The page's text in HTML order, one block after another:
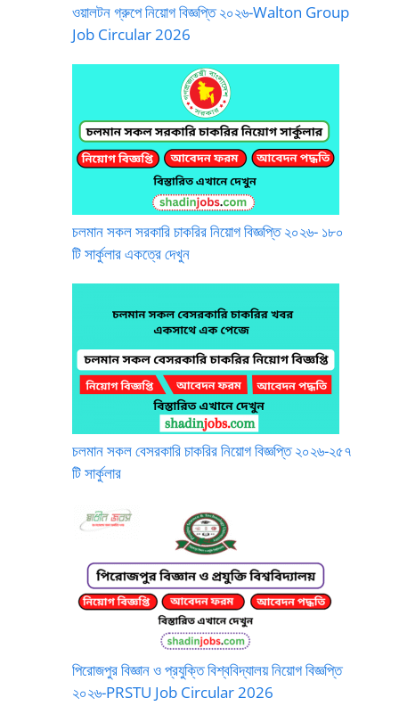
ওয়ালটন গ্রুপে নিয়োগ বিজ্ঞপ্তি ২০২৬-Walton Group
Job Circular 2026
চলমান সকল সরকারি চাকরির নিয়োগ বিজ্ঞপ্তি ২০২৬- ১৮০
টি সার্কুলার একত্রে দেখুন
চলমান সকল বেসরকারি চাকরির নিয়োগ বিজ্ঞপ্তি ২০২৬-২৫৭
টি সার্কুলার
পিরোজপুর বিজ্ঞান ও প্রযুক্তি বিশ্ববিদ্যালয় নিয়োগ বিজ্ঞপ্তি
২০২৬-PRSTU Job Circular 2026